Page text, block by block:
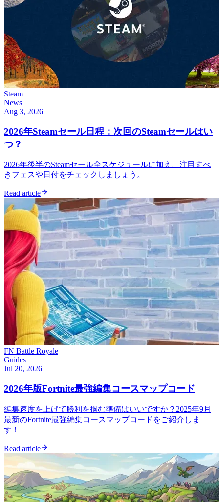
Steam
News
Aug 3, 2026
2026年Steamセール日程：次回のSteamセールはい
つ？
2026年後半のSteamセール全スケジュールに加え、注目すべ
きフェスや日付をチェックしましょう。
Read article
FN Battle Royale
Guides
Jul 20, 2026
2026年版Fortnite最強編集コースマップコード
編集速度を上げて勝利を掴む準備はいいですか？2025年9月
最新のFortnite最強編集コースマップコードをご紹介しま
す！
Read article